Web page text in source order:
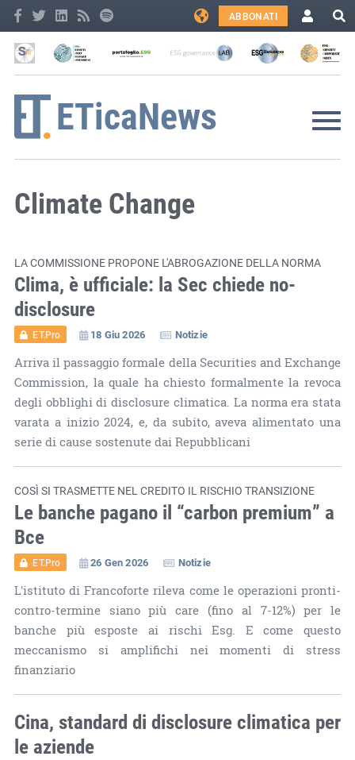
ABBONATI
Climate Change
LA COMMISSIONE PROPONE L'ABROGAZIONE DELLA NORMA
Clima, è ufficiale: la Sec chiede no-
disclosure
ET.Pro 18 Giu 2026 Notizie
Arriva il passaggio formale della Securities and Exchange
Commission, la quale ha chiesto formalmente la revoca
degli obblighi di disclosure climatica. La norma era stata
varata a inizio 2024, e, da subito, aveva alimentato una
serie di cause sostenute dai Repubblicani
COSÌ SI TRASMETTE NEL CREDITO IL RISCHIO TRANSIZIONE
Le banche pagano il “carbon premium” a
Bce
ET.Pro 26 Gen 2026 Notizie
L'istituto di Francoforte rileva come le operazioni pronti-
contro-termine siano più care (fino al 7-12%) per le
banche più esposte ai rischi Esg. E come questo
meccanismo si amplifichi nei momenti di stress
finanziario
Cina, standard di disclosure climatica per
le aziende